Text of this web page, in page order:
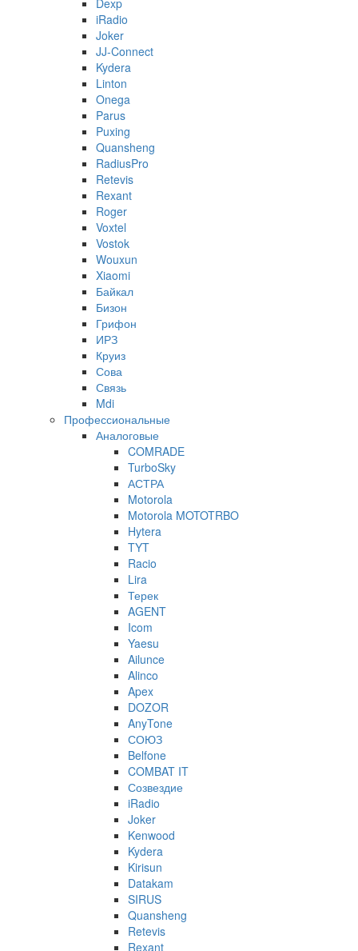
iRadio
Joker
JJ-Connect
Kydera
Linton
Onega
Parus
Puxing
Quansheng
RadiusPro
Retevis
Rexant
Roger
Voxtel
Vostok
Wouxun
Xiaomi
Байкал
Бизон
Грифон
ИРЗ
Круиз
Сова
Связь
Mdi
Профессиональные
Аналоговые
COMRADE
TurboSky
АСТРА
Motorola
Motorola MOTOTRBO
Hytera
TYT
Racio
Lira
Терек
AGENT
Icom
Yaesu
Ailunce
Alinco
Apex
DOZOR
AnyTone
СОЮЗ
Belfone
COMBAT IT
Созвездие
iRadio
Joker
Kenwood
Kydera
Kirisun
Datakam
SIRUS
Quansheng
Retevis
Rexant